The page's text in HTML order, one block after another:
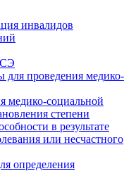
инвалидов
проведения медико-
медико-социальной
степени
в результате
или несчастного
определения